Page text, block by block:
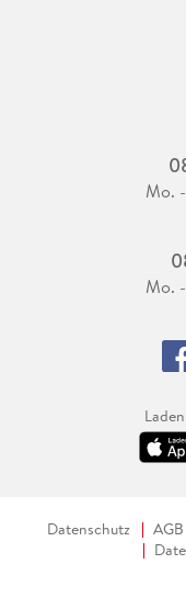
Mo.
Mo.
Datenschutz AGB